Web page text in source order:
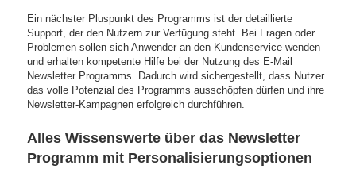
Ein nächster Pluspunkt des Programms ist der detaillierte
Support, der den Nutzern zur Verfügung steht. Bei Fragen oder
Problemen sollen sich Anwender an den Kundenservice wenden
und erhalten kompetente Hilfe bei der Nutzung des E-Mail
Newsletter Programms. Dadurch wird sichergestellt, dass Nutzer
das volle Potenzial des Programms ausschöpfen dürfen und ihre
Newsletter-Kampagnen erfolgreich durchführen.
Alles Wissenswerte über das Newsletter
Programm mit Personalisierungsoptionen